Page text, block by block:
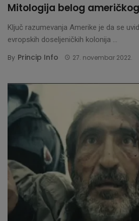
Mitologija belog
Ključ razumevanja Amerike je da se
evropskih doseljeničkih kolonija ...
By Princip Info 27. novembar 2022.